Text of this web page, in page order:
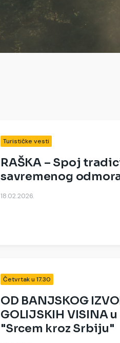
Turističke vesti
RAŠKA – Spoj
savremenog
18.02.2026.
Četvrtak u 17.30
OD BANJSKOG
GOLIJSKIH VISINA
"Srcem kroz Srbiju"